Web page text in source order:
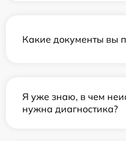
Какие документы вы
Я уже знаю, в чем
нужна диагностика?